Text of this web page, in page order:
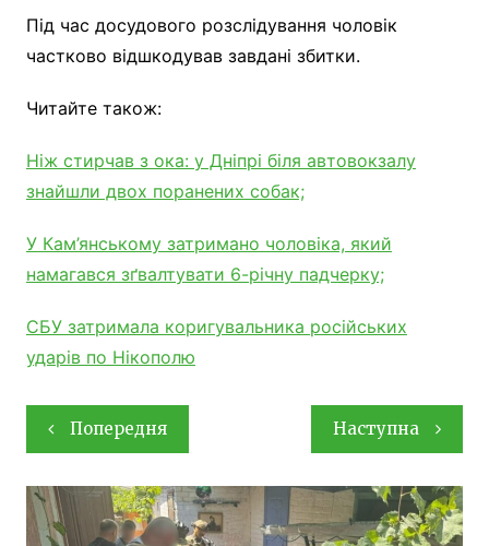
Під час досудового розслідування чоловік
частково відшкодував завдані збитки.
Читайте також:
Ніж стирчав з ока: у Дніпрі біля автовокзалу
знайшли двох поранених собак;
У Кам’янському затримано чоловіка, який
намагався зґвалтувати 6-річну падчерку;
СБУ затримала коригувальника російських
ударів по Нікополю
Навігація
записів
Попередня Наступна